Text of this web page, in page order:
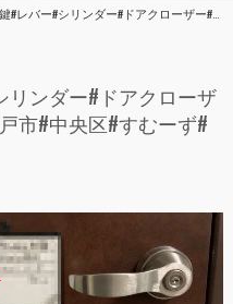
ンダー#ドアクローザー#交換#工事#兵庫県#神戸市#中央区#すむーず#西宮市
リンダー#ドアクローザ
市#中央区#すむーず#